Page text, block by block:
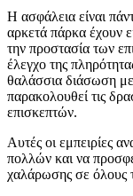
Η ασφάλεια είναι
αρκετά πάρκα έχουν
την προστασία των
έλεγχο της
θαλάσσια διάσωση
παρακολουθεί τις
επισκεπτών.
Αυτές οι εμπειρίες
πολλών και να
χαλάρωσης σε όλους